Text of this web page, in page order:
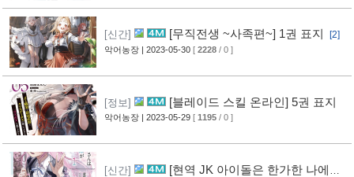
[신간] [무직전생 ~사족편~] 1권 표지 [2]
악어농장 | 2023-05-30 [ 2228 / 0 ]
[정보] [블레이드 스킬 온라인] 5권 표지
악어농장 | 2023-05-29 [ 1195 / 0 ]
[신간]
[현역 JK 아이돌은 한가한 나에게